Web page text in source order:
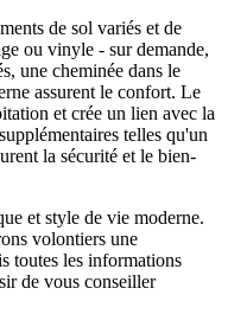
de sol variés et de
ou vinyle - sur demande,
une cheminée dans le
assurent le confort. Le
et crée un lien avec la
telles qu'un
la sécurité et le bien-
et style de vie moderne.
volontiers une
toutes les informations
de vous conseiller